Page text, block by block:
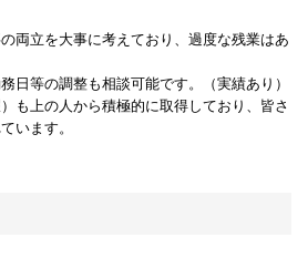
両立を大事に考えており、過度な残業はあ
日等の調整も相談可能です。（実績あり）
も上の人から積極的に取得しており、皆さ
います。